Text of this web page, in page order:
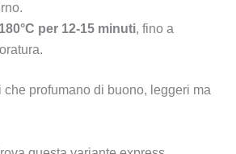
180°C per 12-15 minuti, fino a
che profumano di buono, leggeri ma